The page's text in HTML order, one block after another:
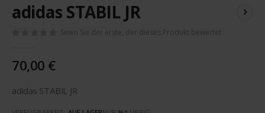
Anfang
der
adidas STABIL JR
Seien Sie der erste, der dieses Produkt bewertet
70,00 €
adidas STABIL JR